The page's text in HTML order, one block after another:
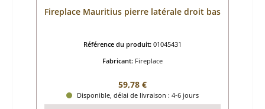
Fireplace Mauritius pierre latérale droit bas
Référence du produit: 01045431
Fabricant: Fireplace
Prix régulier :
59,78 €
Disponible, délai de livraison : 4-6 jours